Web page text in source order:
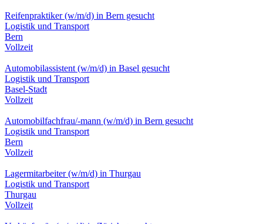
Reifenpraktiker (w/m/d) in Bern gesucht
Logistik und Transport
Bern
Vollzeit
Automobilassistent (w/m/d) in Basel gesucht
Logistik und Transport
Basel-Stadt
Vollzeit
Automobilfachfrau/-mann (w/m/d) in Bern gesucht
Logistik und Transport
Bern
Vollzeit
Lagermitarbeiter (w/m/d) in Thurgau
Logistik und Transport
Thurgau
Vollzeit